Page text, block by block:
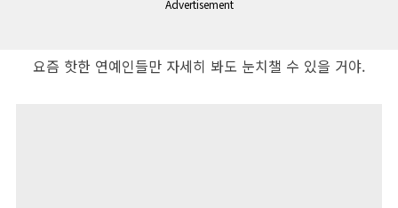
Advertisement
요즘 핫한 연예인들만 자세히 봐도 눈치챌 수 있을 거야.